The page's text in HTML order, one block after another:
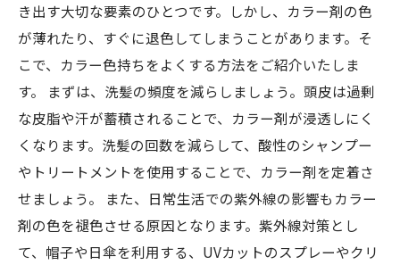
き出す大切な要素のひとつです。しかし、カラー剤の色
が薄れたり、すぐに退色してしまうことがあります。そ
こで、カラー色持ちをよくする方法をご紹介いたしま
す。 まずは、洗髪の頻度を減らしましょう。頭皮は過剰
な皮脂や汗が蓄積されることで、カラー剤が浸透しにく
くなります。洗髪の回数を減らして、酸性のシャンプー
やトリートメントを使用することで、カラー剤を定着さ
せましょう。 また、日常生活での紫外線の影響もカラー
剤の色を褪色させる原因となります。紫外線対策とし
て、帽子や日傘を利用する、UVカットのスプレーやクリ